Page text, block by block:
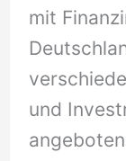
mit
und